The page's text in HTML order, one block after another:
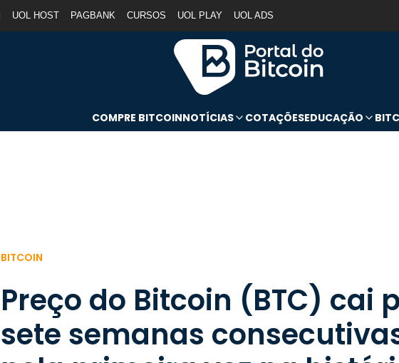
UOL HOST PAGBANK CURSOS UOL PLAY UOL ADS
COMPRE BITCOINNOTÍCIAS COTAÇÕESEDUCAÇÃO
BITCOIN
Preço do Bitcoin (BTC) cai
sete semanas